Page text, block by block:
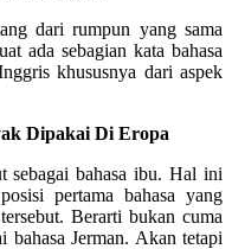
dari rumpun yang sama
ada sebagian kata bahasa
khususnya dari aspek
Dipakai Di Eropa
sebagai bahasa ibu. Hal ini
pertama bahasa yang
Berarti bukan cuma
bahasa Jerman. Akan tetapi